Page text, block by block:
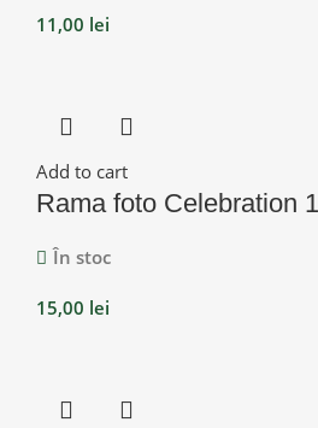
11,00 lei
Add to cart
Rama foto Celebration
În stoc
15,00 lei